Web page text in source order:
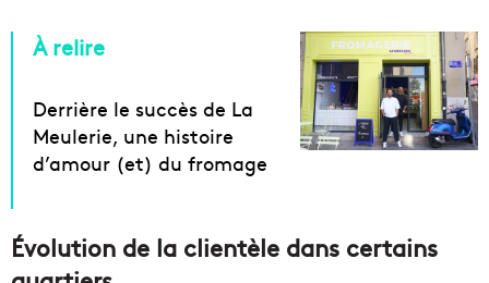
À relire
Derrière le succès de La
Meulerie, une histoire
d’amour (et) du fromage
Évolution de la clientèle dans certains